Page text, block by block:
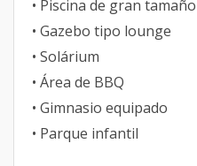
• Piscina de gran tamaño
• Gazebo tipo lounge
• Solárium
• Área de BBQ
• Gimnasio equipado
• Parque infantil